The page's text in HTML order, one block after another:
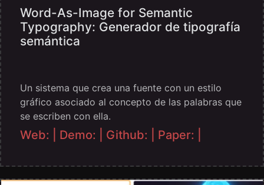
Word-As-Image for Semantic
Typography: Generador de tipografía
semántica
Un sistema que crea una fuente con un estilo
gráfico asociado al concepto de las palabras que
se escriben con ella.
Web: | Demo: | Github: | Paper: |